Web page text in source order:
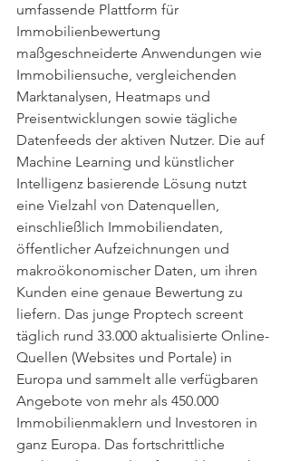
umfassende Plattform für
Immobilienbewertung
maßgeschneiderte Anwendungen wie
Immobiliensuche, vergleichenden
Marktanalysen, Heatmaps und
Preisentwicklungen sowie tägliche
Datenfeeds der aktiven Nutzer. Die auf
Machine Learning und künstlicher
Intelligenz basierende Lösung nutzt
eine Vielzahl von Datenquellen,
einschließlich Immobiliendaten,
öffentlicher Aufzeichnungen und
makroökonomischer Daten, um ihren
Kunden eine genaue Bewertung zu
liefern. Das junge Proptech screent
täglich rund 33.000 aktualisierte Online-
Quellen (Websites und Portale) in
Europa und sammelt alle verfügbaren
Angebote von mehr als 450.000
Immobilienmaklern und Investoren in
ganz Europa. Das fortschrittliche